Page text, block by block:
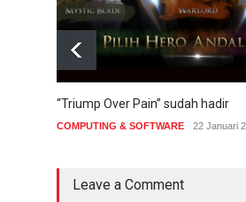
“Triump Over Pain” sudah hadir
COMPUTING & SOFTWARE 22 Januari
Leave a Comment